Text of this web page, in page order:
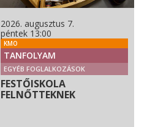
2026. augusztus 7.
péntek 13:00
KMO
TANFOLYAM
EGYÉB FOGLALKOZÁSOK
FESTŐISKOLA
FELNŐTTEKNEK